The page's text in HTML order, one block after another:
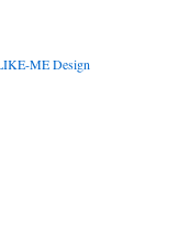
ME Design